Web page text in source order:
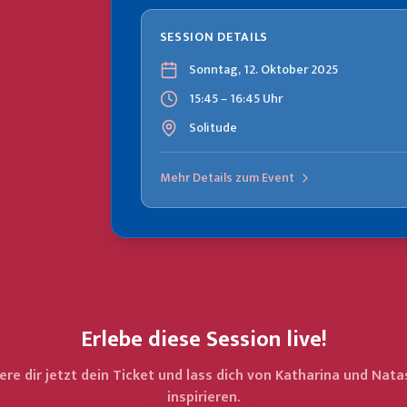
SESSION DETAILS
Sonntag, 12. Oktober 2025
15:45 – 16:45 Uhr
Solitude
Mehr Details zum Event
Erlebe diese Session live!
dir jetzt dein Ticket und lass dich von Katharina und
inspirieren.